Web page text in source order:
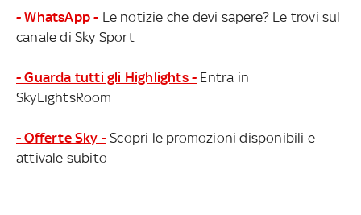
- WhatsApp - Le notizie che devi sapere? Le trovi sul
canale di Sky Sport
- Guarda tutti gli Highlights - Entra in
SkyLightsRoom
- Offerte Sky - Scopri le promozioni disponibili e
attivale subito